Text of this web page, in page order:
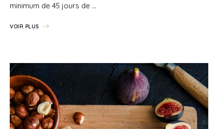
minimum de 45 jours de …
VOIR PLUS